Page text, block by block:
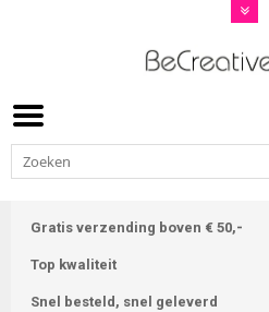
Gratis verzending boven € 50,-
Top kwaliteit
Snel besteld, snel geleverd